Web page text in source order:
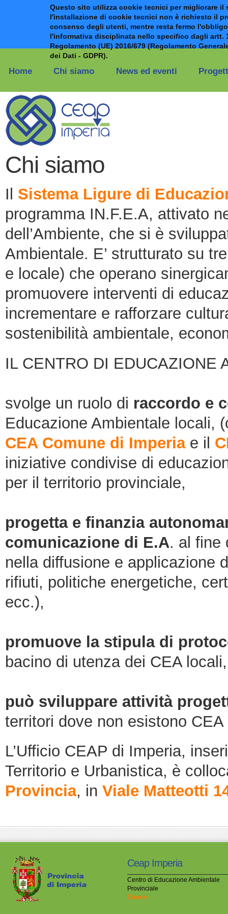
Questo sito utilizza cookie tecnici per migliorare il
l'installazione di cookie tecnici non è richiesto il
consenso degli utenti, mentre resta fermo
l'informativa disciplinata nello specifico dagli artt.
Regolamento (UE) 2016/679 (Regolamento
dei Dati - GDPR).
Salta al contenuto principale
Home Chi siamo News ed eventi
Chi siamo
Il Sistema Ligure di
programma IN.F.E.A, attivato
dell’Ambiente, che si è
Ambientale. E’ strutturato su
e locale) che operano
promuovere interventi di
incrementare e rafforzare
sostenibilità ambientale,
IL CENTRO DI EDUCAZIONE
svolge un ruolo di raccordo e
Educazione Ambientale locali,
CEA Comune di Imperiae il
iniziative condivise di
per il territorio provinciale,
progetta e finanzia
comunicazione di E.A. al fine
nella diffusione e applicazione
rifiuti, politiche energetiche,
ecc.),
promuove la stipula di
bacino di utenza dei CEA locali,
può sviluppare attività
territori dove non esistono CEA
L’Ufficio CEAP di Imperia,
Territorio e Urbanistica, è
Provincia, in Viale Matteotti
Ceap Imperia
Centro di Educazione Ambientale
Provinciale
Cookie